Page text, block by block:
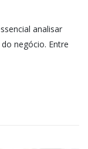
analisar
negócio. Entre